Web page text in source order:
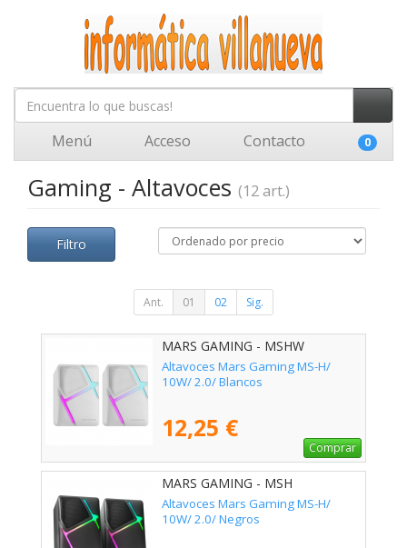
Menú Acceso Contacto 0
Gaming - Altavoces (12 art.)
Filtro
Ant. 01 02 Sig.
MARS GAMING - MSHW
Altavoces Mars Gaming MS-H/
10W/ 2.0/ Blancos
12,25 €
Comprar
MARS GAMING - MSH
Altavoces Mars Gaming MS-H/
10W/ 2.0/ Negros